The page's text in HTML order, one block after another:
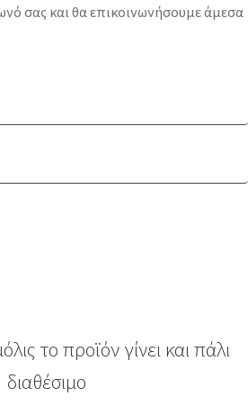
σας και θα επικοινωνήσουμε άμεσα
το προϊόν γίνει και πάλι
διαθέσιμο